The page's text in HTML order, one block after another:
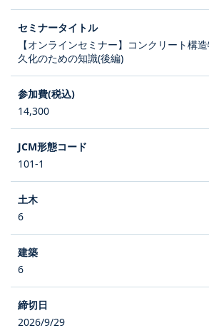
【オンラインセミナー】コンクリート構
久化のための知識(後編)
14,300
101-1
6
6
2026/9/29